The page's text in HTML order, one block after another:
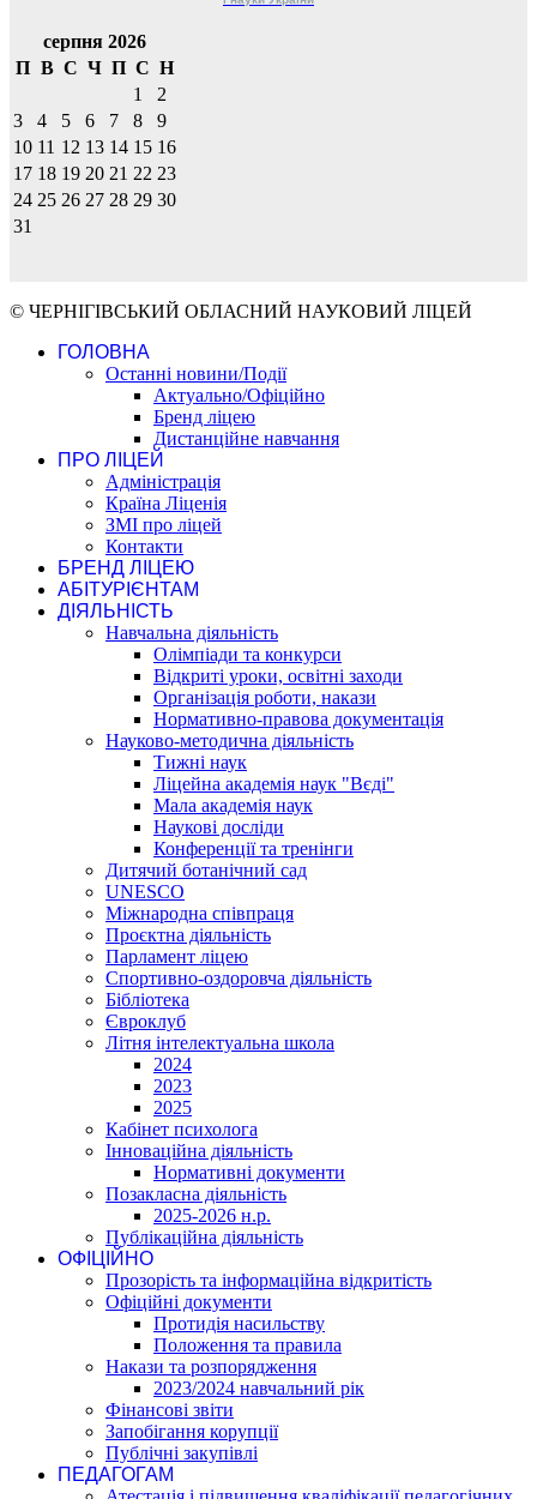
серпня 2026
П В С Ч П С Н
1
2
3
4 5 6 7 8
9
10 11 12 13 14 15 16
17 18 19 20 21 22 23
24 25 26 27 28 29 30
31
© ЧЕРНІГІВСЬКИЙ ОБЛАСНИЙ НАУКОВИЙ ЛІЦЕЙ
ГОЛОВНА
Останні новини/Події
Актуально/Офіційно
Бренд ліцею
Дистанційне навчання
ПРО ЛІЦЕЙ
Адміністрація
Країна Ліценія
ЗМІ про ліцей
Контакти
БРЕНД ЛІЦЕЮ
АБІТУРІЄНТАМ
ДІЯЛЬНІСТЬ
Навчальна діяльність
Олімпіади та конкурси
Відкриті уроки, освітні заходи
Організація роботи, накази
Нормативно-правова документація
Науково-методична діяльність
Тижні наук
Ліцейна академія наук "Вєді"
Мала академія наук
Наукові досліди
Конференції та тренінги
Дитячий ботанічний сад
UNESCO
Міжнародна співпраця
Проєктна діяльність
Парламент ліцею
Спортивно-оздоровча діяльність
Бібліотека
Євроклуб
Літня інтелектуальна школа
2024
2023
2025
Кабінет психолога
Інноваційна діяльність
Нормативні документи
Позакласна діяльність
2025-2026 н.р.
Публікаційна діяльність
ОФІЦІЙНО
Прозорість та інформаційна відкритість
Офіційні документи
Протидія насильству
Положення та правила
Накази та розпорядження
2023/2024 навчальний рік
Фінансові звіти
Запобігання корупції
Публічні закупівлі
ПЕДАГОГАМ